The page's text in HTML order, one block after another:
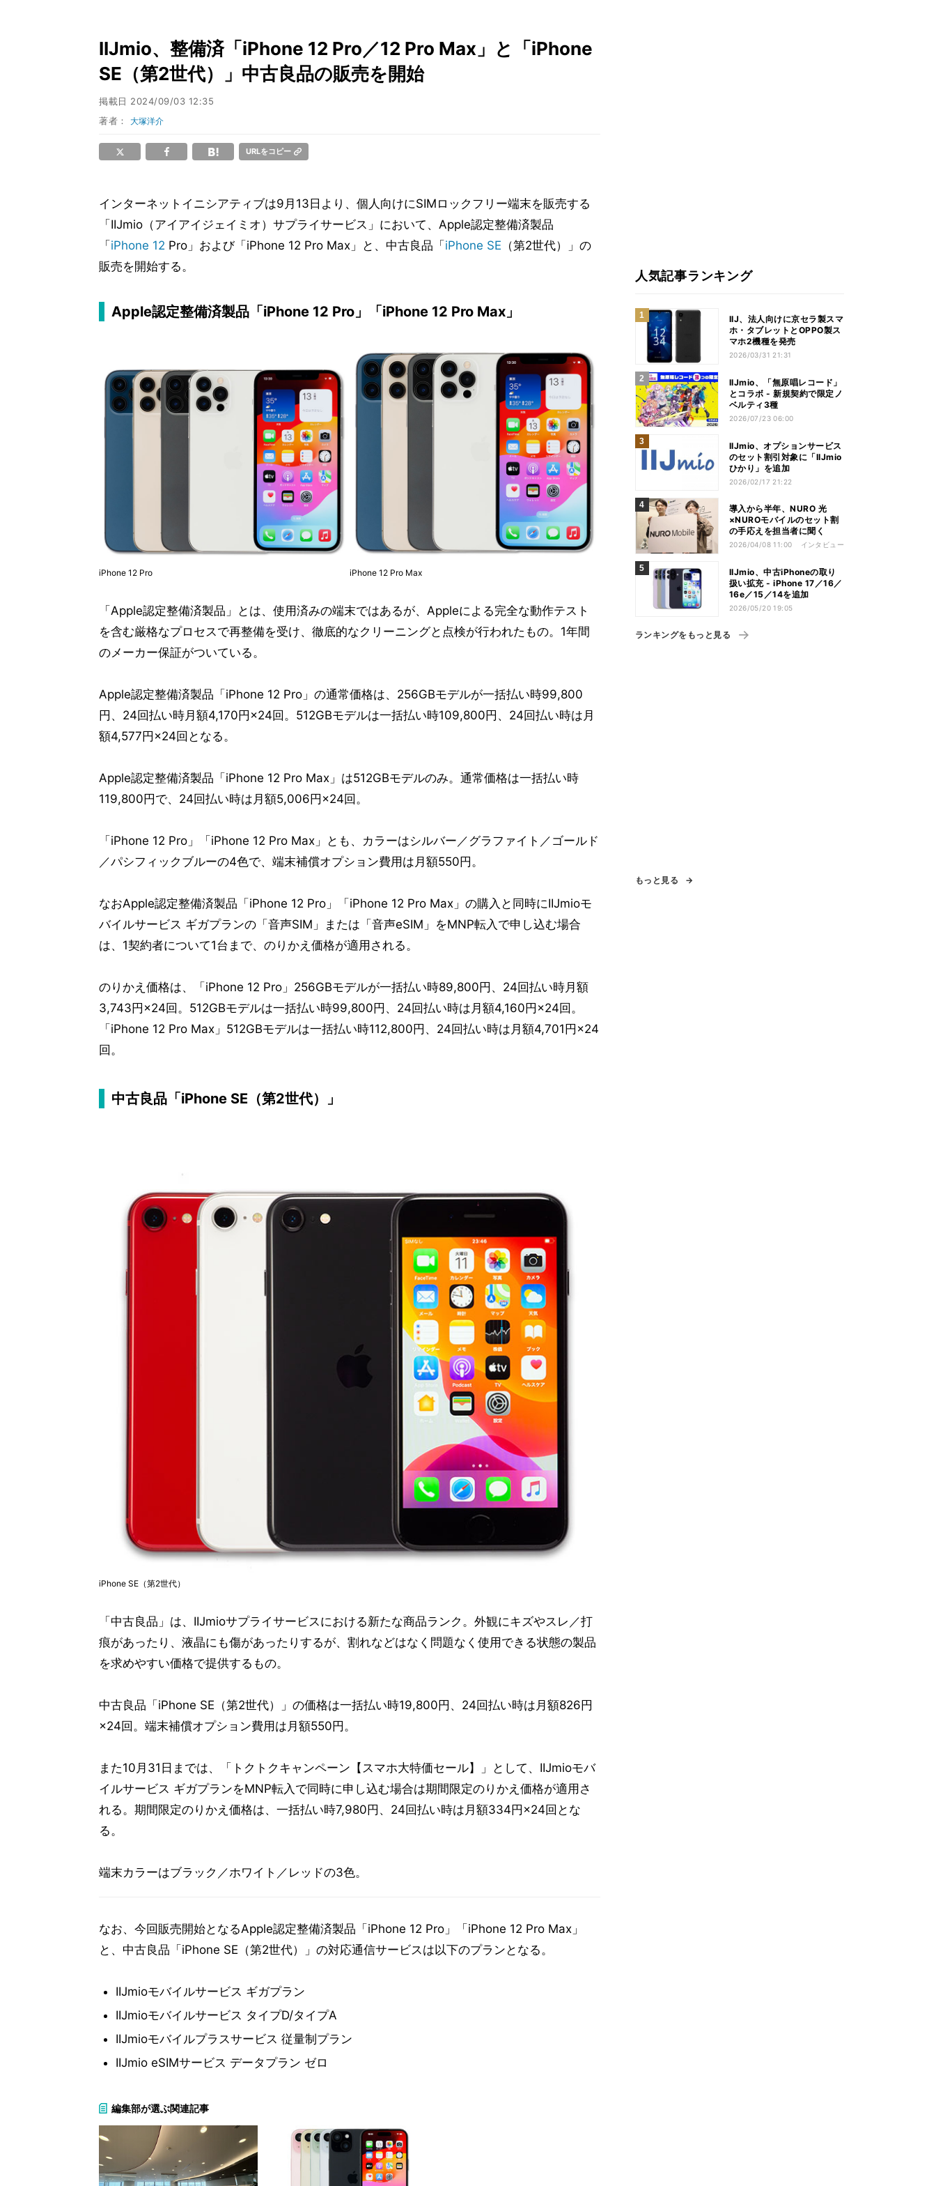
IIJmio、整備済「iPhone 12 Pro／12 Pro Max」と「iPhone
SE（第2世代）」中古良品の販売を開始
掲載日 2024/09/03 12:35
著者：大塚洋介
URLをコピー
インターネットイニシアティブは9月13日より、個人向けにSIMロックフリー端末を販売する
「IIJmio（アイアイジェイミオ）サプライサービス」において、Apple認定整備済製品
「 iPhone 12 Pro」および「iPhone 12 Pro Max」と、中古良品「 iPhone SE （第2世代）」の
販売を開始する。
Apple認定整備済製品「iPhone 12 Pro」「iPhone 12 Pro Max」
iPhone 12 Pro iPhone 12 Pro Max
「Apple認定整備済製品」とは、使用済みの端末ではあるが、Appleによる完全な動作テスト
を含む厳格なプロセスで再整備を受け、徹底的なクリーニングと点検が行われたもの。1年間
のメーカー保証がついている。
Apple認定整備済製品「iPhone 12 Pro」の通常価格は、256GBモデルが一括払い時99,800
円、24回払い時月額4,170円×24回。512GBモデルは一括払い時109,800円、24回払い時は月
額4,577円×24回となる。
Apple認定整備済製品「iPhone 12 Pro Max」は512GBモデルのみ。通常価格は一括払い時
119,800円で、24回払い時は月額5,006円×24回。
「iPhone 12 Pro」「iPhone 12 Pro Max」とも、カラーはシルバー／グラファイト／ゴールド
／パシフィックブルーの4色で、端末補償オプション費用は月額550円。
なおApple認定整備済製品「iPhone 12 Pro」「iPhone 12 Pro Max」の購入と同時にIIJmioモ
バイルサービス ギガプランの「音声SIM」または「音声eSIM」をMNP転入で申し込む場合
は、1契約者について1台まで、のりかえ価格が適用される。
のりかえ価格は、「iPhone 12 Pro」256GBモデルが一括払い時89,800円、24回払い時月額
3,743円×24回。512GBモデルは一括払い時99,800円、24回払い時は月額4,160円×24回。
「iPhone 12 Pro Max」512GBモデルは一括払い時112,800円、24回払い時は月額4,701円×24
回。
中古良品「iPhone SE（第2世代）」
iPhone SE（第2世代）
「中古良品」は、IIJmioサプライサービスにおける新たな商品ランク。外観にキズやスレ／打
痕があったり、液晶にも傷があったりするが、割れなどはなく問題なく使用できる状態の製品
を求めやすい価格で提供するもの。
中古良品「iPhone SE（第2世代）」の価格は一括払い時19,800円、24回払い時は月額826円
×24回。端末補償オプション費用は月額550円。
また10月31日までは、「トクトクキャンペーン【スマホ大特価セール】」として、IIJmioモバ
イルサービス ギガプランをMNP転入で同時に申し込む場合は期間限定のりかえ価格が適用さ
れる。期間限定のりかえ価格は、一括払い時7,980円、24回払い時は月額334円×24回とな
る。
端末カラーはブラック／ホワイト／レッドの3色。
なお、今回販売開始となるApple認定整備済製品「iPhone 12 Pro」「iPhone 12 Pro Max」
と、中古良品「iPhone SE（第2世代）」の対応通信サービスは以下のプランとなる。
IIJmioモバイルサービス ギガプラン
IIJmioモバイルサービス タイプD/タイプA
IIJmioモバイルプラスサービス 従量制プラン
IIJmio eSIMサービス データプラン ゼロ
編集部が選ぶ関連記事
人気記事ランキング
IIJ、法人向けに京セラ製スマ
ホ・タブレットとOPPO製ス
マホ2機種を発売
2026/03/31 21:31
IIJmio、「無原唱レコード」
とコラボ - 新規契約で限定ノ
ベルティ3種
2026/07/23 06:00
IIJmio、オプションサービス
のセット割引対象に「IIJmio
ひかり」を追加
2026/02/17 21:22
導入から半年、NURO 光
×NUROモバイルのセット割
の手応えを担当者に聞く
2026/04/08 11:00 インタビュー
IIJmio、中古iPhoneの取り
扱い拡充 - iPhone 17／16／
16e／15／14を追加
2026/05/20 19:05
ランキングをもっと見る
もっと見る